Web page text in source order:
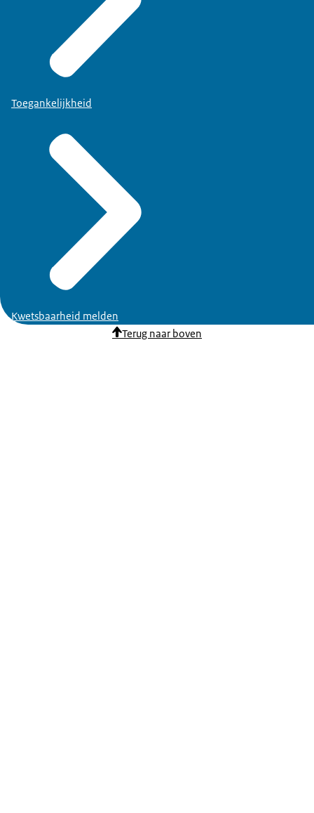
Toegankelijkheid
Kwetsbaarheid melden
Terug naar boven